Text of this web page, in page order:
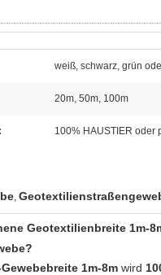
weiß, schwarz, grün
20m, 50m, 100m
100% HAUSTIER oder
,
Geotextilienbreite 1m-
1m-8m wird